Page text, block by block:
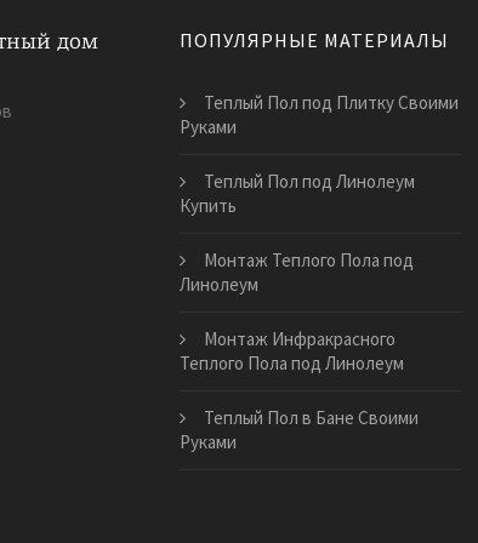
ПОПУЛЯРНЫЕ МАТЕРИАЛЫ
Теплый Пол под Плитку Своими
Руками
Теплый Пол под Линолеум
Купить
Монтаж Теплого Пола под
Линолеум
Монтаж Инфракрасного
Теплого Пола под Линолеум
Теплый Пол в Бане Своими
Руками